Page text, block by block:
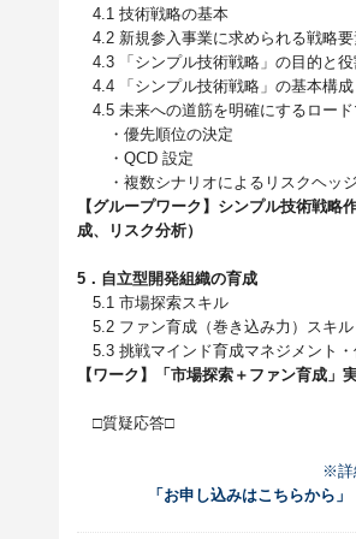
4.1 技術戦略の基本
4.2 新規参入事業に求められる戦略
4.3 「シンプル技術戦略」の目的と役
4.4 「シンプル技術戦略」の基本構成
4.5 未来への道筋を明確にするロー
・優先順位の決定
・QCD 設定
・複数シナリオによるリスクヘッ
【グループワーク】シンプル技術戦
成、リスク分析）
5．自立型開発組織の育成
5.1 市場探索スキル
5.2 ファン育成（巻き込み力）スキル
5.3 挑戦マインド育成マネジメント
【ワーク】「市場探索＋ファン育成」
□質疑応答□
※詳
「お申し込みはこちらから」